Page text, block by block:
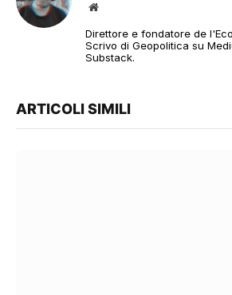
Sito
Direttore e fondatore de
Scrivo di Geopolitica su
Substack.
ARTICOLI SIMILI